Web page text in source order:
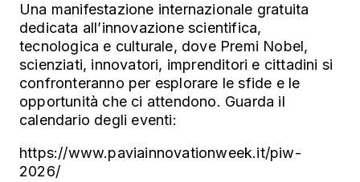
Una manifestazione internazionale gratuita
dedicata all’innovazione scientifica,
tecnologica e culturale, dove Premi Nobel,
scienziati, innovatori, imprenditori e cittadini si
confronteranno per esplorare le sfide e le
opportunità che ci attendono. Guarda il
calendario degli eventi:
https://www.paviainnovationweek.it/piw-
2026/